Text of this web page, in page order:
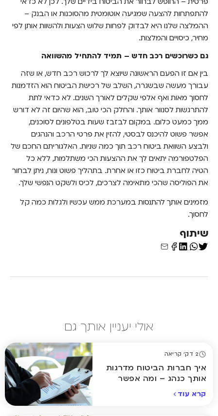
להתפתחות להצעה שמגיעה אוטומטית מהסוכנות או הבנק –
ההמלצה שלנו היא לבדוק לפחות שלוש הצעות ולהשוות אותן לפי
מחיר, כיסויים והמלצות.
גם כשרוכשים רכב חדש – תמיד להתחיל מהשוואה
בין אם זו הפעם הראשונה שיוצא לך לרכוש רכב חדש, או שזה
עבורך מעשה שבשגרה, השלב של רכישת הביטוח הוא הזדמנות
לחסוך מאות ואף אלפי שקלים לאורך השנים. לא כדאי לתת
להתרגשות לסנוור אותך. והחלק הכי טוב, הוא שהיום זה לא דורש
ממך כמעט כלום. במקום לבזבז שעות בטלפונים לסוכנים,
אפשר פשוט להיכנס לבסטי, להזין את פרטי הרכב והנהגים
ולבצע השוואת ביטוח רכב תוך כמה שניות. האלגוריתם החכם של
הפלטפורמה יתאים לך את ההצעות הכי משתלמות, ללא כל
הטיה לחברת ביטוח כזו או אחרת. בתהליך פשוט ונוח, ניתן לבחור
את הפוליסה שהכי מתאימה לצרכים, לכיס ולשקט הנפשי שלך.
מזמינים אותך להתנסות במערכת ממש עכשיו ולגלות כמה קל
לחסוך.
שיתוף
אולי יעניין אותך גם
2 דק' קריאה
איך חברות הביטוח מדרגות
אותך כנהג – ומה אפשר
קרא עוד